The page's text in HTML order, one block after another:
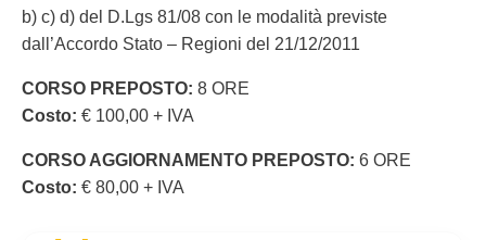
b) c) d) del D.Lgs 81/08 con le modalità previste
dall’Accordo Stato – Regioni del 21/12/2011
CORSO PREPOSTO: 8 ORE
Costo: € 100,00 + IVA
CORSO AGGIORNAMENTO PREPOSTO: 6 ORE
Costo: € 80,00 + IVA